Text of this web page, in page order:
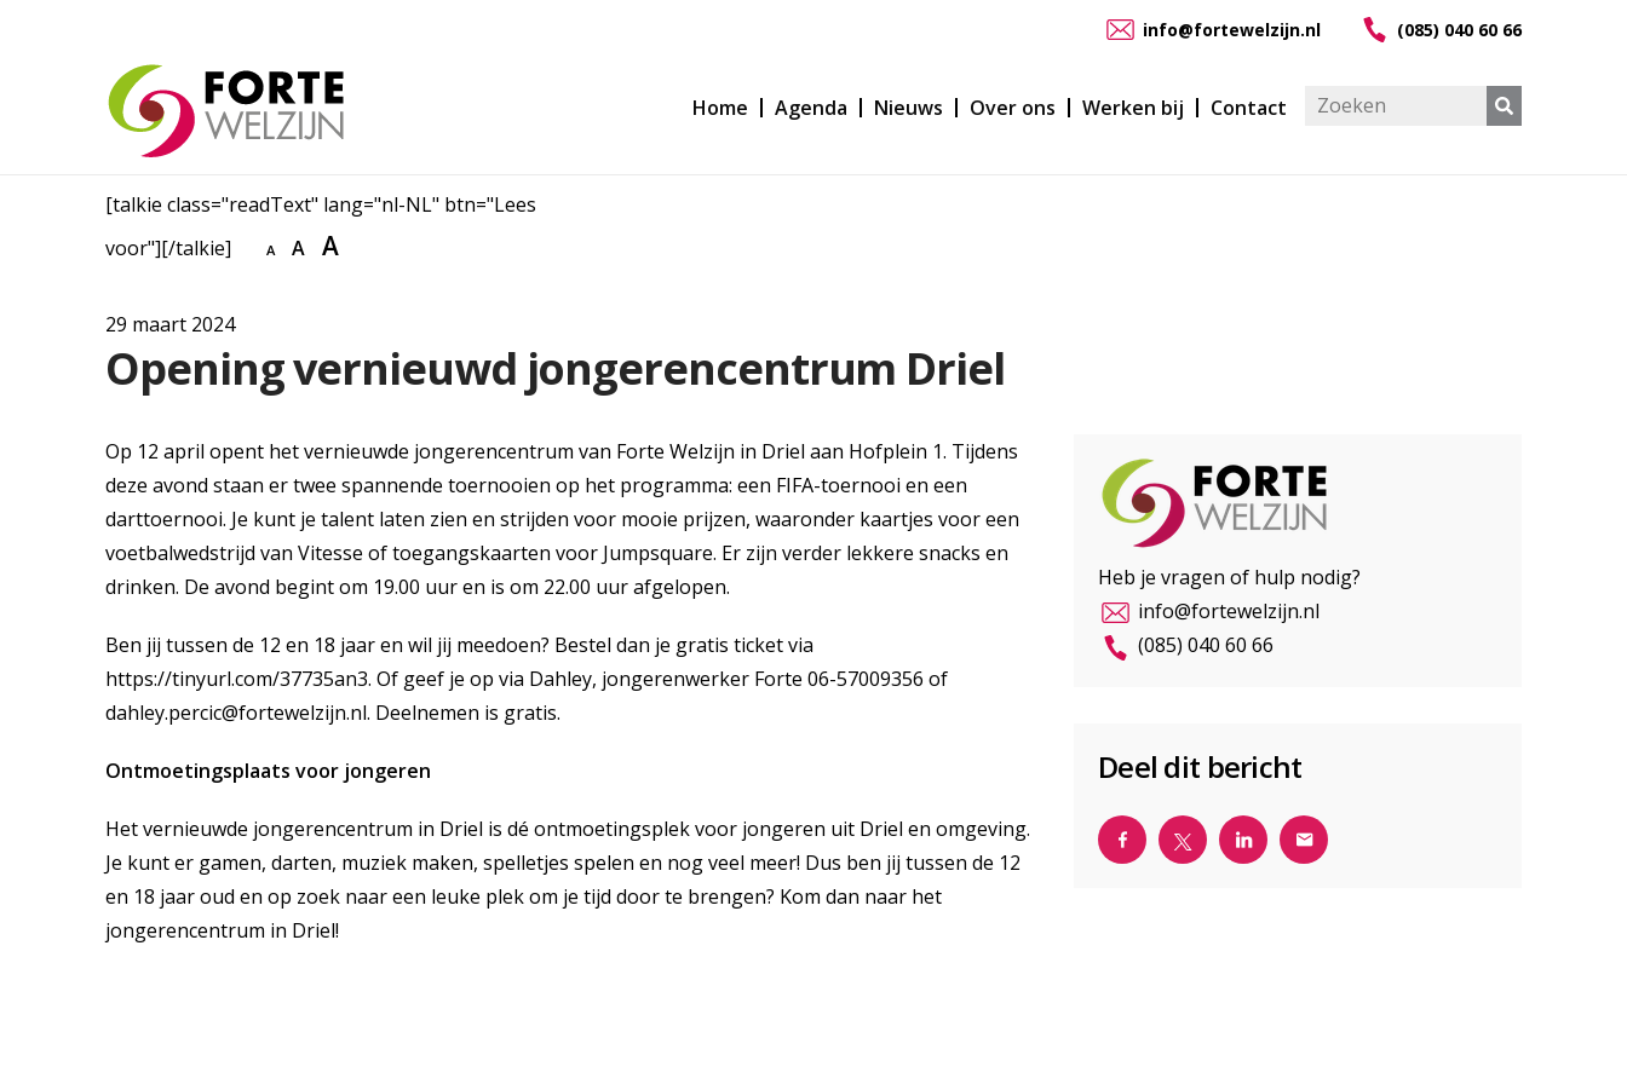
info@fortewelzijn.nl (085) 040 60 66
Home Agenda Nieuws Over ons Werken bij Contact
[talkie class="readText" lang="nl-NL" btn="Lees
voor"][/talkie]
A A A
29 maart 2024
Opening vernieuwd jongerencentrum Driel
Op 12 april opent het vernieuwde jongerencentrum van Forte Welzijn in Driel aan Hofplein 1. Tijdens
deze avond staan er twee spannende toernooien op het programma: een FIFA-toernooi en een
darttoernooi. Je kunt je talent laten zien en strijden voor mooie prijzen, waaronder kaartjes voor een
voetbalwedstrijd van Vitesse of toegangskaarten voor Jumpsquare. Er zijn verder lekkere snacks en
drinken. De avond begint om 19.00 uur en is om 22.00 uur afgelopen.
Ben jij tussen de 12 en 18 jaar en wil jij meedoen? Bestel dan je gratis ticket via
https://tinyurl.com/37735an3. Of geef je op via Dahley, jongerenwerker Forte 06-57009356 of
dahley.percic@fortewelzijn.nl. Deelnemen is gratis.
Ontmoetingsplaats voor jongeren
Het vernieuwde jongerencentrum in Driel is dé ontmoetingsplek voor jongeren uit Driel en omgeving.
Je kunt er gamen, darten, muziek maken, spelletjes spelen en nog veel meer! Dus ben jij tussen de 12
en 18 jaar oud en op zoek naar een leuke plek om je tijd door te brengen? Kom dan naar het
jongerencentrum in Driel!
Heb je vragen of hulp nodig?
info@fortewelzijn.nl
(085) 040 60 66
Deel dit bericht